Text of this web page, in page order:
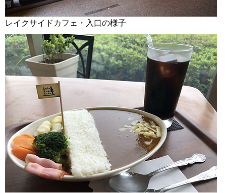
レイクサイドカフェ・入口の様子